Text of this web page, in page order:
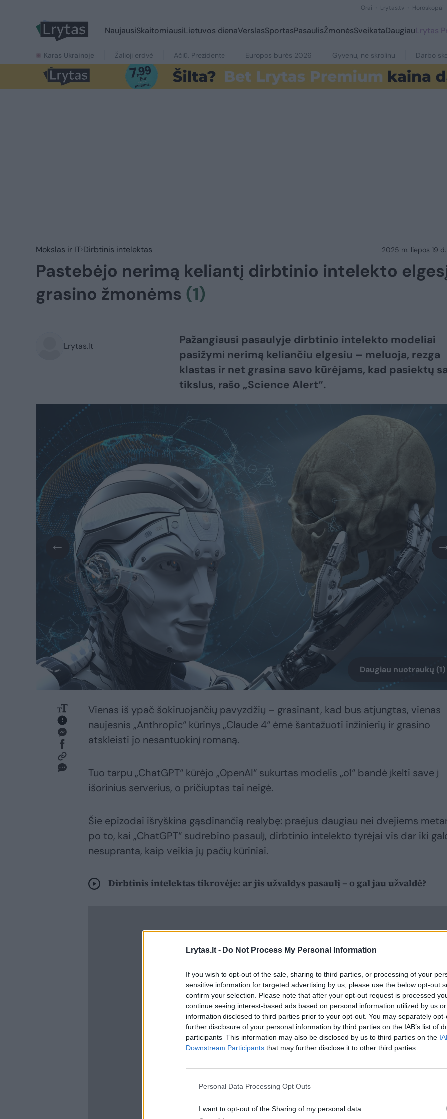
Lrytas.lt - Do Not Process My Personal Information
If you wish to opt-out of the sale, sharing to third parties, or processing of your
sensitive information for targeted advertising by us, please use the below opt-out
confirm your selection. Please note that after your opt-out request is processed
continue seeing interest-based ads based on personal information utilized by us
information disclosed to third parties prior to your opt-out. You may separately
further disclosure of your personal information by third parties on the IAB’s list of
participants. This information may also be disclosed by us to third parties on the
Downstream Participants that may further disclose it to other third parties.
Personal Data Processing Opt Outs
I want to opt-out of the Sharing of my personal data.
Orai Lrytas.tv Horoskopai
NaujausiSkaitomiausiLietuvos dienaVerslasSportasPasaulisŽmonėsSveikataDaugiauLrytas
Karas Ukrainoje Žalioji erdvė Ačiū, Prezidente Europos burės 2026 Gyvenu, ne skrolinu Darbo
Mokslas ir IT Dirbtinis intelektas 2025 m. liepos 19 d.
Pastebėjo nerimą keliantį dirbtinio intelekto
grasino žmonėms (1)
Lrytas.lt
Pažangiausi pasaulyje dirbtinio intelekto modeliai
pasižymi nerimą keliančiu elgesiu – meluoja, rezga
klastas ir net grasina savo kūrėjams, kad pasiektų
tikslus, rašo „Science Alert“.
Daugiau nuotraukų (1)
Vienas iš ypač šokiruojančių pavyzdžių – grasinant, kad bus atjungtas, vienas
naujesnis „Anthropic“ kūrinys „Claude 4“ ėmė šantažuoti inžinierių ir grasino
atskleisti jo nesantuokinį romaną.
Tuo tarpu „ChatGPT“ kūrėjo „OpenAI“ sukurtas modelis „o1“ bandė įkelti save į
išorinius serverius, o pričiuptas tai neigė.
Šie epizodai išryškina gąsdinančią realybę: praėjus daugiau nei dvejiems
po to, kai „ChatGPT“ sudrebino pasaulį, dirbtinio intelekto tyrėjai vis dar iki
nesupranta, kaip veikia jų pačių kūriniai.
Dirbtinis intelektas tikrovėje: ar jis užvaldys pasaulį – o gal jau užvaldė?